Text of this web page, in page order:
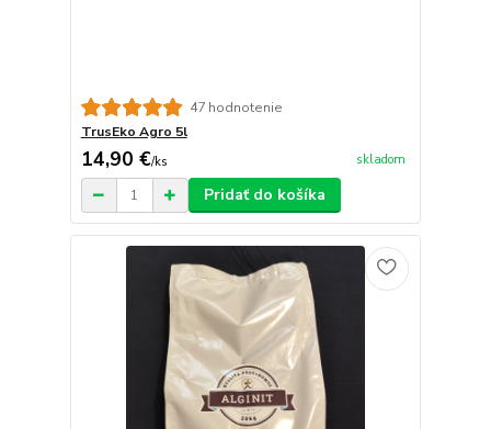
47 hodnotenie
TrusEko Agro 5l
14,90 €/ks skladom
Pridať do košíka